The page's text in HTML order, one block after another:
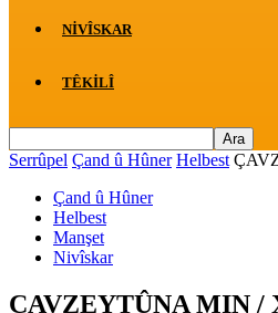
NIVÎSKAR
TÊKILÎ
Serrûpel Çand û Hûner Helbest
Çand û Hûner
Helbest
Manşet
Nivîskar
ÇAVZEYTÛNA MIN /